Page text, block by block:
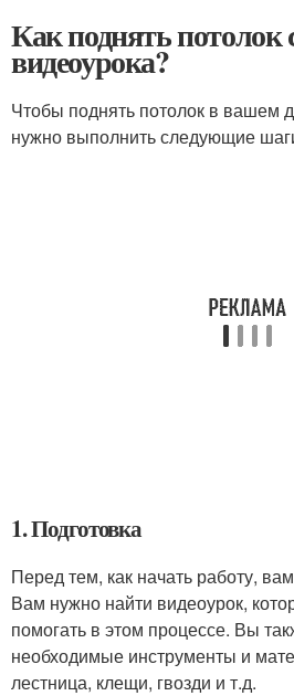
Как поднять
видеоурока?
Чтобы поднять потолок в вашем
нужно выполнить следующие
1. Подготовка
Перед тем, как начать работу,
Вам нужно найти видеоурок,
помогать в этом процессе. Вы
необходимые инструменты и
лестница, клещи, гвозди и т.д.